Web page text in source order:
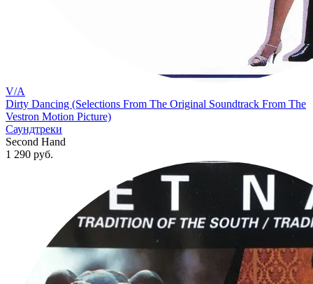
V/A
Dirty Dancing (Selections From The Original Soundtrack From The
Vestron Motion Picture)
Саундтреки
Second Hand
1 290 руб.